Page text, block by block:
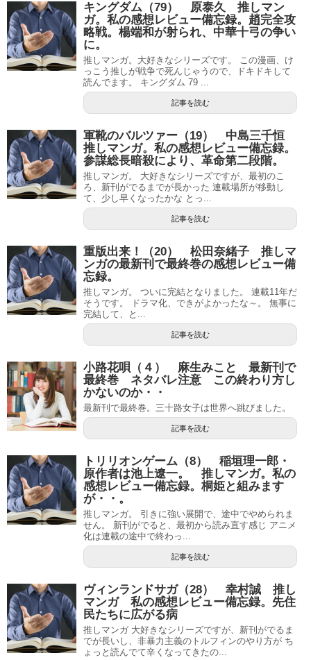
キングダム（79） 原泰久 推しマン
ガ。私の感想レビュー備忘録。趙完全攻
略戦。楊端和が射られ、中華十弓の争い
に。
推しマンガ。大好きなシリーズです。 この漫画、け
っこう推しが戦争で死んじゃうので、ドキドキして
読んでます。 キングダム 79 ...
記事を読む
軍靴のバルツァー（19） 中島三千恒
推しマンガ。私の感想レビュー備忘録。
参謀総長暗殺により、革命第二段階。
推しマンガ。 大好きなシリーズですが、最初のこ
ろ、新刊がでるまでが長かった 連載場所が移動し
て、少し早くなったかな とっ...
記事を読む
重版出来！（20） 松田奈緒子 推しマ
ンガの最新刊で最終巻の感想レビュー備
忘録。
推しマンガ。 ついに完結となりました。 連載11年だ
そうです。 ドラマ化、できがよかったな～。 無事に
完結して、と...
記事を読む
小路花唄（４） 麻生みこと 最新刊で
最終巻 ネタバレ注意 この終わり方し
かないのか・・
最新刊で最終巻。三十路女子は世界へ跳びました。
記事を読む
トリリオンゲーム（8） 稲垣理一郎・
原作者は池上遼一。 推しマンガ。私の
感想レビュー備忘録。桐姫と組みます
が・・。
推しマンガ。 引きに強い展開で、途中でやめられま
せん。 新刊がでると、最初から読み直す感じ アニメ
化は連載の途中で終わっ...
記事を読む
ヴィンランドサガ（28） 幸村誠 推し
マンガ 私の感想レビュー備忘録。先住
民たちに広がる病
推しマンガ 大好きなシリーズですが、新刊がでるま
でが長いし、非暴力主義のトルフィンのやり方が ち
ょっと読んでて辛くなってきたの...